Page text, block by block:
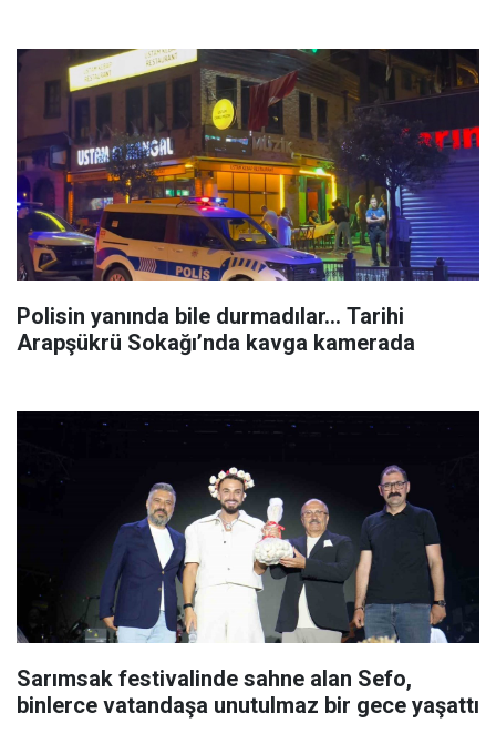
Polisin yanında bile durmadılar… Tarihi
Arapşükrü Sokağı’nda kavga kamerada
Sarımsak festivalinde sahne alan Sefo,
binlerce vatandaşa unutulmaz bir gece yaşattı